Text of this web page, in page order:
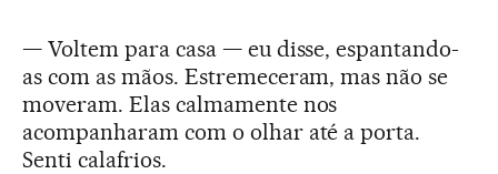
— Voltem para casa — eu disse, espantando-
as com as mãos. Estremeceram, mas não se
moveram. Elas calmamente nos
acompanharam com o olhar até a porta.
Senti calafrios.